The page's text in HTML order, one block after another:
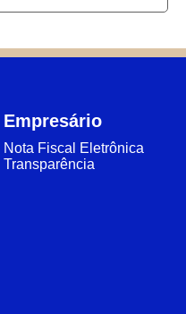
Empresário
Nota Fiscal Eletrônica
Transparência